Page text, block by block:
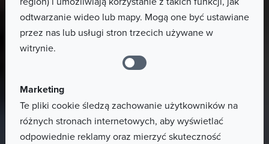
odtwarzanie wideo lub mapy. Mogą one być ustawiane
przez nas lub usługi stron trzecich używane w
witrynie.
Marketing
Te pliki cookie śledzą zachowanie użytkowników na
różnych stronach internetowych, aby wyświetlać
odpowiednie reklamy oraz mierzyć skuteczność